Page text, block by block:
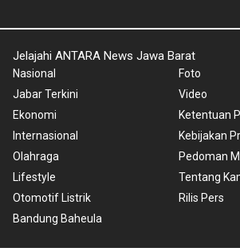
Jelajahi ANTARA News Jawa Barat
Nasional
Jabar Terkini
Ekonomi
Internasional
Olahraga
Lifestyle
Otomotif Listrik
Bandung Baheula
Foto
Video
Ketentuan
Kebijakan
Pedoman
Tentang
Rilis Pers